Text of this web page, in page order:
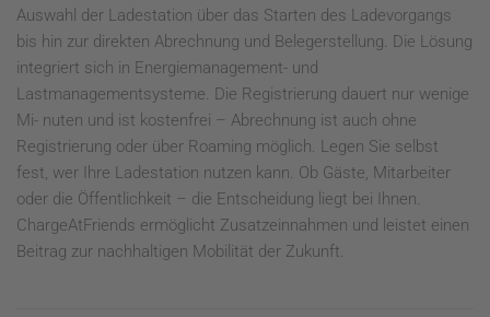
Auswahl der Ladestation über das Starten des Ladevorgangs
bis hin zur direkten Abrechnung und Belegerstellung. Die Lösung
integriert sich in Energiemanagement- und
Lastmanagementsysteme. Die Registrierung dauert nur wenige
Mi- nuten und ist kostenfrei – Abrechnung ist auch ohne
Registrierung oder über Roaming möglich. Legen Sie selbst
fest, wer Ihre Ladestation nutzen kann. Ob Gäste, Mitarbeiter
oder die Öffentlichkeit – die Entscheidung liegt bei Ihnen.
ChargeAtFriends ermöglicht Zusatzeinnahmen und leistet einen
Beitrag zur nachhaltigen Mobilität der Zukunft.